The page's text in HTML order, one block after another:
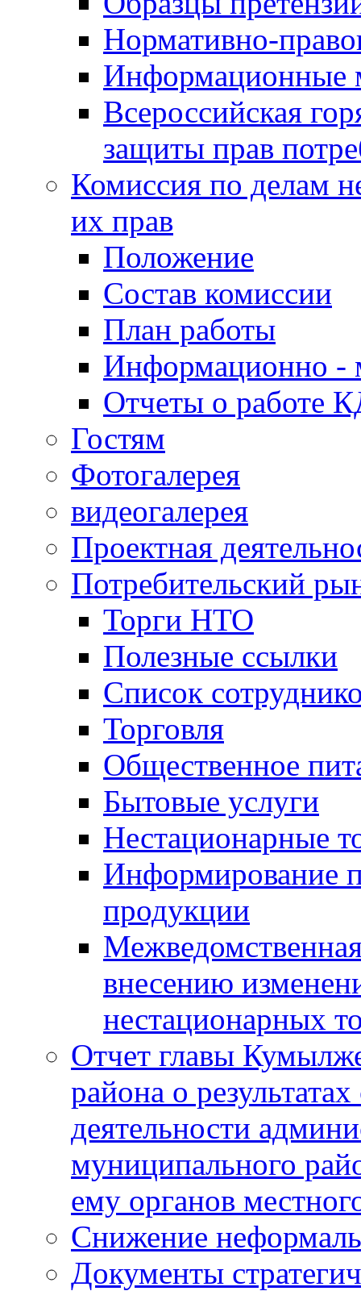
Нормативно-
Информационные
Всероссийская
защиты прав
Комиссия по делам
их прав
Положение
Состав комиссии
План работы
Информационно -
Отчеты о работе
Гостям
Фотогалерея
видеогалерея
Проектная
Потребительский
Торги НТО
Полезные ссылки
Список
Торговля
Общественное
Бытовые услуги
Нестационарные
Информирование
продукции
внесению
нестационарных
Отчет главы
района о
деятельности
муниципального
ему органов
Снижение
Документы